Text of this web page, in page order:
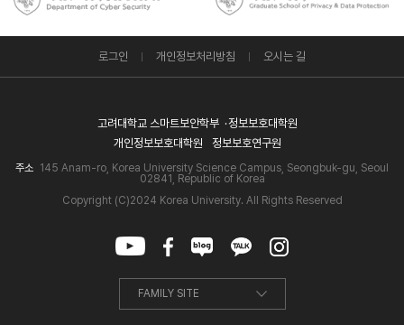
로그인 개인정보처리방침 오시는 길
고려대학교 스마트보안학부
정보보호대학원
개인정보보호대학원
정보보호연구원
주소 145 Anam-ro, Korea University Science Campus, Seongbuk-gu, Seoul
02841, Republic of Korea
Copyright (C)2024 Korea University. All Rights Reserved